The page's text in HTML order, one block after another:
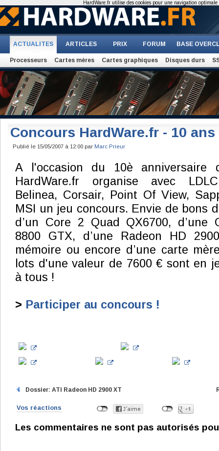
ACTUALITES ARTICLES PRIX FORUM BASE
Processeurs Cartes mères Cartes graphiques Disques durs
Concours HardWare.fr - 10 ans
Publié le 15/05/2007 à 12:00 par Marc Prieur
A l'occasion du 10è anniversaire
HardWare.fr organise avec
Belinea, Corsair, Point Of View,
MSI un jeu concours. Envie de bons
d’un Core 2 Quad QX6700, d’une
8800 GTX, d’une Radeon HD
mémoire ou encore d’une carte
lots d'une valeur de 7600 € sont en
à tous !
> Participer au concours !
Dossier: ATI Radeon HD 2900 XT
Vos réactions
Les commentaires ne sont pas autorisés
HardWare.fr utilise des cookies pour une navigation